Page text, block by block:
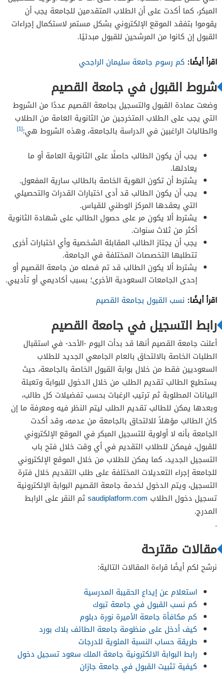
المبكر، كما أكدت على أن الطلاب المتقدمين للجامعة يجب أن
يقوموا بتفقد الموقع الإلكتروني بشكل مستمر لاستكمال إجراءات
القبول إن كانوا من المرشحين للقبول مبدئيًا.
اقرأ أيضًا: كم رسوم جامعة سليمان الراجحي
شروط القبول في جامعة القصيم
وضعت عمادة القبول والتسجيل بجامعة القصيم عددًا من الشروط
التي يجب على الطلاب المتخرجين من الثانوية العامة من الطلاب
والطالبات الراغبين في الدراسة بالجامعة، وهذه الشروط هي:[1]
يجب أن يكون الطالب حاصلًا على الثانوية العامة أو ما
يعادلها.
يشترط أن تكون الهوية الخاصة بالطالب سارية المفعول.
يجب أن يكون الطالب قد أدى اختبارات القدرات والتحصيلي
التي يعقدها المركز الوطني للقياس.
يشترط ألا يكون مر على حصول الطالب على شهادة الثانوية
أكثر من ثلاث سنوات.
يجب أن يجتاز الطالب المقابلة الشخصية وأي اختبارات أخرى
تتطلبها التخصصات المختلفة في الجامعة.
يشترط ألا يكون الطالب قد تم فصله من جامعة القصيم أو
إحدى الجامعات السعودية الأخرى؛ بسبب أكاديمي أو تأديبي.
اقرأ أيضًا: نسب القبول بجامعة القصيم
رابط التسجيل في جامعة القصيم
أعلنت جامعة القصيم أنها قد بدأت اليوم -الأحد- في استقبال
الطلبات الخاصة بالالتحاق بالعام الجامعي الجديد للطلاب
السعوديين فقط من خلال بوابة القبول الخاصة بالجامعة، حيث
يستطيع الطالب تقديم الطلب من خلال الدخول للبوابة وتعبئة
البيانات المطلوبة ثم ترتيب الرغبات بحسب تفضيلات كل طالب،
وبعدها يمكن للطالب تقديم الطلب ليتم النظر فيه ومعرفة ما إن
كان الطالب مؤهلاً للالتحاق بالجامعة من عدمه، وقد أكدت
الجامعة بأنه لا أولوية للتسجيل المبكر في الموقع الإلكتروني
للقبول، فيمكن للطلاب التقديم في أي وقت خلال فتح باب
التسجيل الجديد، كما يمكن للطلاب من خلال الموقع الإلكتروني
للجامعة إجراء التعديلات المختلفة على طلب التقديم خلال فترة
التسجيل، ويتم الدخول لخدمة جامعة القصيم البوابة الإلكترونية
تسجيل دخول الطلاب saudiplatform.comثم النقر على الرابط
المدرج.
.
مقالات مقترحة
نرشح لكم أيضًا قراءة المقالات التالية:
استعلام عن إيداع الحقيبة المدرسية
كم نسب القبول في جامعة تبوك
كم مكافأة جامعة الأميرة نورة دبلوم
كيف أدخل على منظومة جامعة الطائف بلاك بورد
طريقة حساب النسبة المئوية للدرجات
رابط البوابة الالكترونية جامعة الملك سعود تسجيل دخول
كيفية تثبيت القبول في جامعة جازان